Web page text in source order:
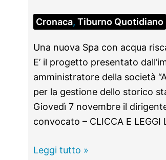
Cronaca, Tiburno Quotidiano
Una nuova Spa con acqua
E’ il progetto presentato
amministratore della società
per la gestione dello storico
Giovedì 7 novembre il
convocato – CLICCA E
TIVOLI
Leggi tutto »